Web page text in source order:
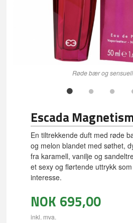
Røde bær og
Escada
En tiltrekkende duft med røde
og melon blandet med søthet,
fra karamell, vanilje og
et sexy og flørtende uttrykk
interesse.
NOK 695,00
inkl. mva.